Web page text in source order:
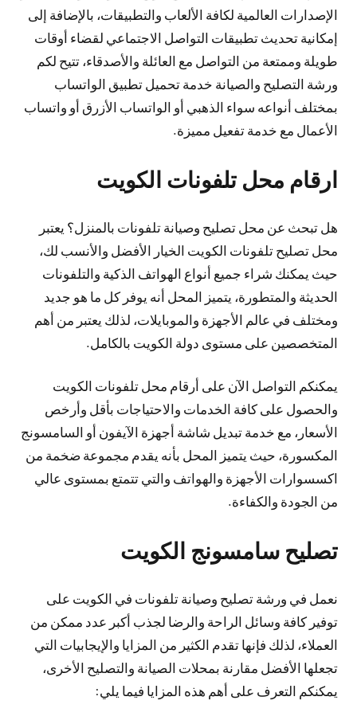
الإصدارات العالمية لكافة الألعاب والتطبيقات، بالإضافة إلى
إمكانية تحديث تطبيقات التواصل الاجتماعي لقضاء أوقات
طويلة وممتعة من التواصل مع العائلة والأصدقاء، تتيح لكم
ورشة التصليح والصيانة خدمة تحميل تطبيق الواتساب
بمختلف أنواعه سواء الذهبي أو الواتساب الأزرق أو واتساب
الأعمال مع خدمة تفعيل مميزة.
ارقام محل تلفونات الكويت
هل تبحث عن محل تصليح وصيانة تلفونات بالمنزل؟ يعتبر
محل تصليح تلفونات الكويت الخيار الأفضل والأنسب لك،
حيث يمكنك شراء جميع أنواع الهواتف الذكية والتلفونات
الحديثة والمتطورة، يتميز المحل أنه يوفر كل ما هو جديد
ومختلف في عالم الأجهزة والموبايلات، لذلك يعتبر من أهم
المتخصصين على مستوى دولة الكويت بالكامل.
يمكنكم التواصل الآن على أرقام محل تلفونات الكويت
والحصول على كافة الخدمات والاحتياجات بأقل وأرخص
الأسعار، مع خدمة تبديل شاشة أجهزة الآيفون أو السامسونج
المكسورة، حيث يتميز المحل بأنه يقدم مجموعة ضخمة من
اكسسوارات الأجهزة والهواتف والتي تتمتع بمستوى عالي
من الجودة والكفاءة.
تصليح سامسونج الكويت
نعمل في ورشة تصليح وصيانة تلفونات في الكويت على
توفير كافة وسائل الراحة والرضا لجذب أكبر عدد ممكن من
العملاء، لذلك فإنها تقدم الكثير من المزايا والإيجابيات التي
تجعلها الأفضل مقارنة بمحلات الصيانة والتصليح الأخرى،
يمكنكم التعرف على أهم هذه المزايا فيما يلي: